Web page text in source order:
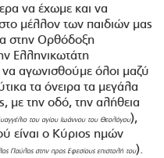
να έχωμε και να
μέλλον των παιδιών μας
στην Ορθόδοξη
Ελληνικωτάτη
αγωνισθούμε όλοι μαζύ
τα όνειρα τα μεγάλα
με την οδό, την αλήθεια
του αγίου Ιωάννου του Θεολόγου),
είναι ο Κύριος ημών
Παύλος στην προς Εφεσίους επιστολή του).